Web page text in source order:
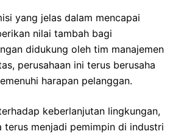
yang jelas dalam mencapai
nilai tambah bagi
didukung oleh tim manajemen
perusahaan ini terus berusaha
harapan pelanggan.
keberlanjutan lingkungan,
menjadi pemimpin di industri